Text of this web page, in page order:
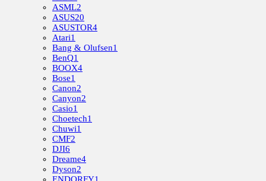
ASML2
ASUS20
ASUSTOR4
Atari1
Bang & Olufsen1
BenQ1
BOOX4
Bose1
Canon2
Canyon2
Casio1
Choetech1
Chuwi1
CMF2
DJI6
Dreame4
Dyson2
ENDORFY1